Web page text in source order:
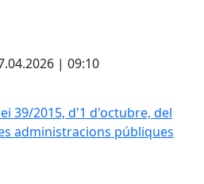
| 09:10
39/2015, d'1 d'octubre, del
administracions públiques